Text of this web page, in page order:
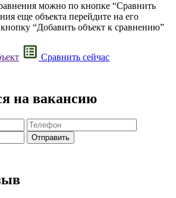
можно по кнопке “Сравнить
еще объекта перейдите на его
“Добавить объект к сравнению”
Сравнить сейчас
на вакансию
Отправить